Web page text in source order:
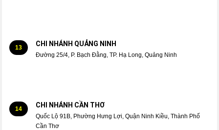
13 CHI NHÁNH QUẢNG NINH
Đường 25/4, P. Bạch Đằng, TP. Hạ Long, Quảng Ninh
14 CHI NHÁNH CẦN THƠ
Quốc Lộ 91B, Phường Hưng Lợi, Quận Ninh Kiều, Thành Phố
Cần Thơ